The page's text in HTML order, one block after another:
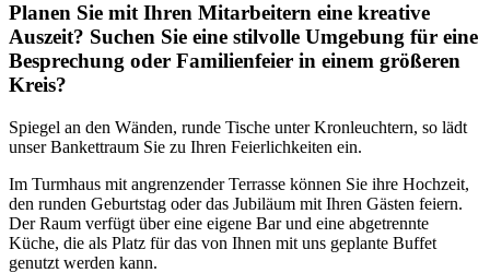
Planen Sie mit Ihren Mitarbeitern eine kreative
Auszeit? Suchen Sie eine stilvolle Umgebung für eine
Besprechung oder Familienfeier in einem größeren
Kreis?
Spiegel an den Wänden, runde Tische unter Kronleuchtern, so lädt
unser Bankettraum Sie zu Ihren Feierlichkeiten ein.
Im Turmhaus mit angrenzender Terrasse können Sie ihre Hochzeit,
den runden Geburtstag oder das Jubiläum mit Ihren Gästen feiern.
Der Raum verfügt über eine eigene Bar und eine abgetrennte
Küche, die als Platz für das von Ihnen mit uns geplante Buffet
genutzt werden kann.